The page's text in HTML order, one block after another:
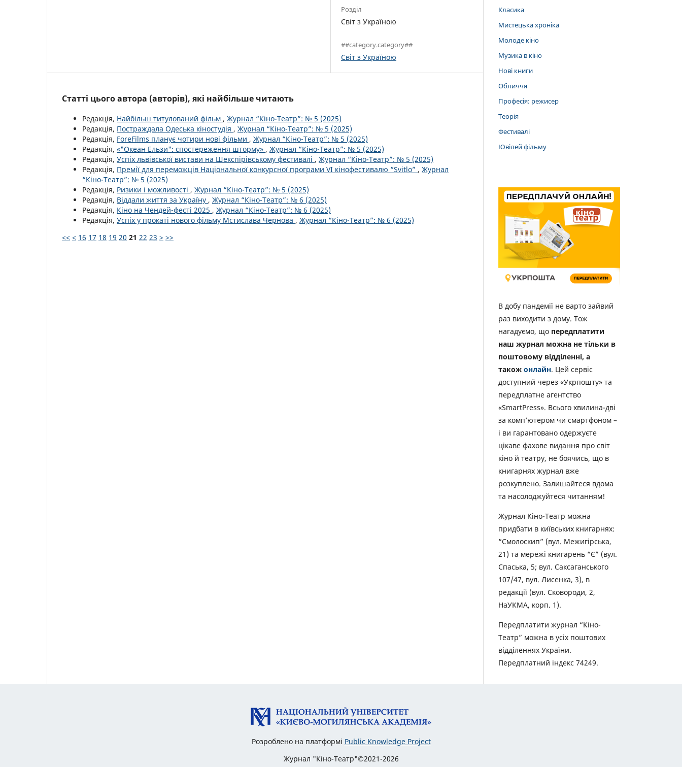
Розділ
Світ з Україною
##category.category##
Світ з Україною
Статті цього автора (авторів), які найбільше читають
Редакція, Найбільш титулований фільм , Журнал “Кіно-Театр”: № 5 (2025)
Редакція, Постраждала Одеська кіностудія , Журнал “Кіно-Театр”: № 5 (2025)
Редакція, ForeFilms планує чотири нові фільми , Журнал “Кіно-Театр”: № 5 (2025)
Редакція, «"Океан Ельзи": спостереження шторму» , Журнал “Кіно-Театр”: № 5 (2025)
Редакція, Успіх львівської вистави на Шекспірівському фестивалі , Журнал “Кіно-Театр”: № 5 (2025)
Редакція, Премії для переможців Національної конкурсної програми VI кінофестивалю “Svitlo” , Журнал
“Кіно-Театр”: № 5 (2025)
Редакція, Ризики і можливості , Журнал “Кіно-Театр”: № 5 (2025)
Редакція, Віддали життя за Україну , Журнал “Кіно-Театр”: № 6 (2025)
Редакція, Кіно на Чендей-фесті 2025 , Журнал “Кіно-Театр”: № 6 (2025)
Редакція, Успіх у прокаті нового фільму Мстислава Чернова , Журнал “Кіно-Театр”: № 6 (2025)
<< < 16 17 18 19 20 21 22 23 > >>
Класика
Мистецька хроніка
Молоде кіно
Музика в кіно
Нові книги
Обличчя
Професія: режисер
Теорія
Фестивалі
Ювілей фільму
В добу пандемії не варто зайвий
раз виходити з дому. Тож
нагадуємо, що передплатити
наш журнал можна не тільки в
поштовому відділенні, а
також онлайн. Цей сервіс
доступний через «Укрпошту» та
передплатне агентство
«SmartPress». Всього хвилина-дві
за комп’ютером чи смартфоном –
і ви гарантовано одержуєте
цікаве фахове видання про світ
кіно й театру, не боячись, що в
книгарнях журнал вже
розкуплено. Залишайтеся вдома
та насолоджуйтеся читанням!
Журнал Кіно-Театр можна
придбати в київських книгарнях:
“Смолоскип” (вул. Межигірська,
21) та мережі книгарень “Є” (вул.
Спаська, 5; вул. Саксаганського
107/47, вул. Лисенка, 3), в
редакції (вул. Сковороди, 2,
НаУКМА, корп. 1).
Передплатити журнал “Кіно-
Театр” можна в усіх поштових
відділеннях України.
Передплатний індекс 74249.
Розроблено на платформі Public Knowledge Project
Журнал "Кіно-Театр"©2021-2026